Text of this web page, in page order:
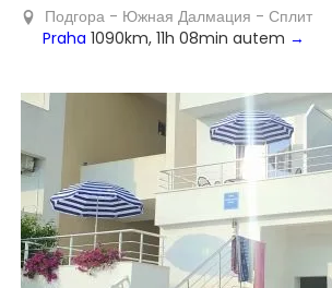
Подгора - Южная Далмация - Сплит
Praha 1090km, 11h 08min autem →